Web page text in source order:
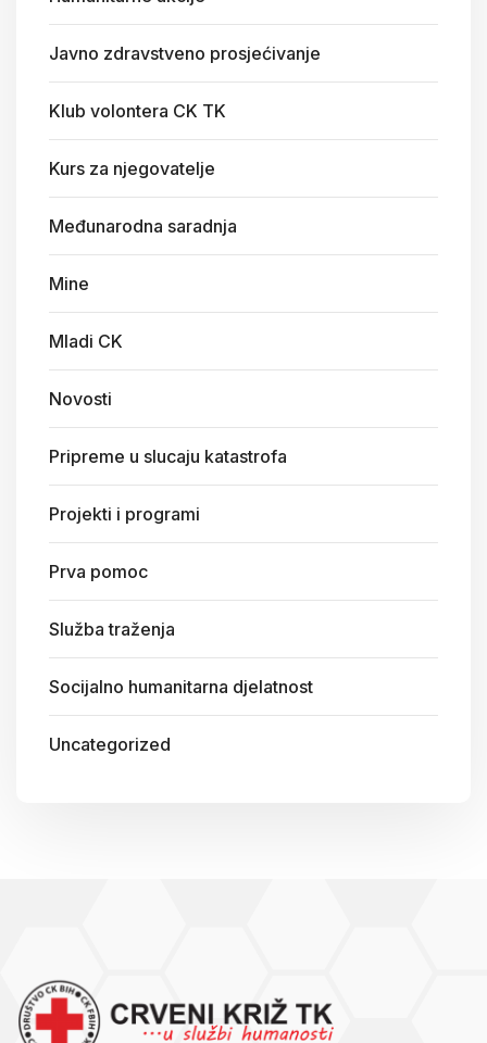
Javno zdravstveno prosjećivanje
Klub volontera CK TK
Kurs za njegovatelje
Međunarodna saradnja
Mine
Mladi CK
Novosti
Pripreme u slucaju katastrofa
Projekti i programi
Prva pomoc
Služba traženja
Socijalno humanitarna djelatnost
Uncategorized